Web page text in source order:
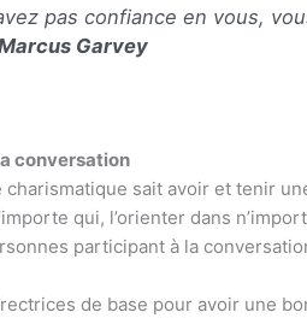
pas confiance en vous,
Garvey
conversation
sait avoir et tenir
qui, l’orienter dans
participant à la
de base pour avoir une